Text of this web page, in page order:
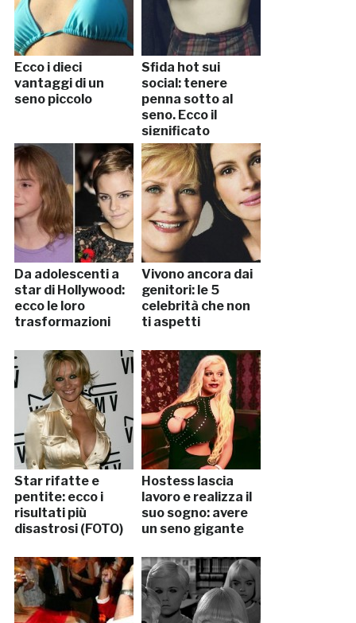
Ecco i dieci
vantaggi di un
seno piccolo
Sfida hot sui
social: tenere
penna sotto al
seno. Ecco il
significato
Da adolescenti a
star di Hollywood:
ecco le loro
trasformazioni
Vivono ancora dai
genitori: le 5
celebrità che non
ti aspetti
Star rifatte e
pentite: ecco i
risultati più
disastrosi (FOTO)
Hostess lascia
lavoro e realizza il
suo sogno: avere
un seno gigante